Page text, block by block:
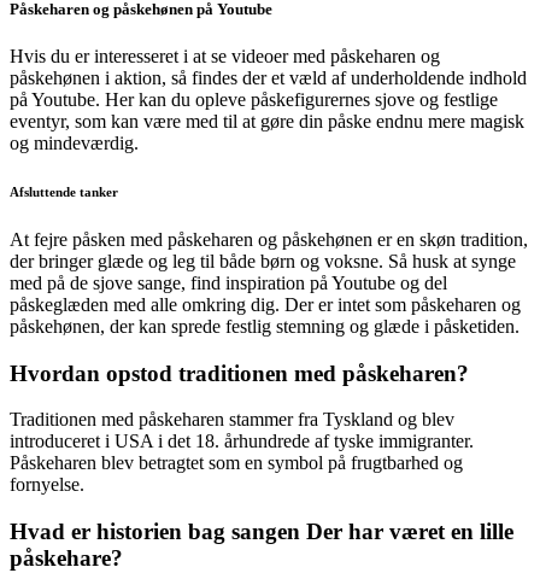
Påskeharen og påskehønen på Youtube
Hvis du er interesseret i at se videoer med påskeharen og
påskehønen i aktion, så findes der et væld af underholdende indhold
på Youtube. Her kan du opleve påskefigurernes sjove og festlige
eventyr, som kan være med til at gøre din påske endnu mere magisk
og mindeværdig.
Afsluttende tanker
At fejre påsken med påskeharen og påskehønen er en skøn tradition,
der bringer glæde og leg til både børn og voksne. Så husk at synge
med på de sjove sange, find inspiration på Youtube og del
påskeglæden med alle omkring dig. Der er intet som påskeharen og
påskehønen, der kan sprede festlig stemning og glæde i påsketiden.
Hvordan opstod traditionen med påskeharen?
Traditionen med påskeharen stammer fra Tyskland og blev
introduceret i USA i det 18. århundrede af tyske immigranter.
Påskeharen blev betragtet som en symbol på frugtbarhed og
fornyelse.
Hvad er historien bag sangen Der har været en lille
påskehare?